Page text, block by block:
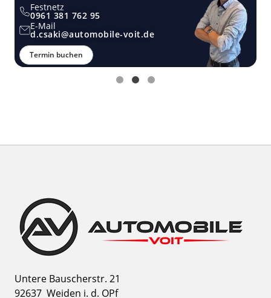
Festnetz
0961 381 762 95
E-Mail
d.csaki@automobile-voit.de
Termin buchen
Untere Bauscherstr. 21
92637 Weiden i. d. OPf